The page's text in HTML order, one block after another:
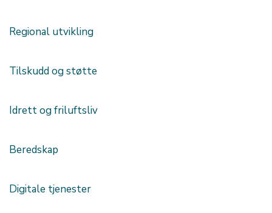
Regional utvikling
Tilskudd og støtte
Idrett og friluftsliv
Beredskap
Digitale tjenester